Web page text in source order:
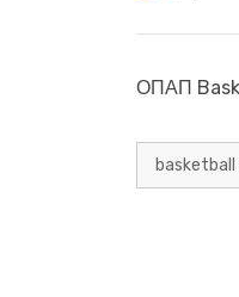
ΟΠΑΠ
basketball